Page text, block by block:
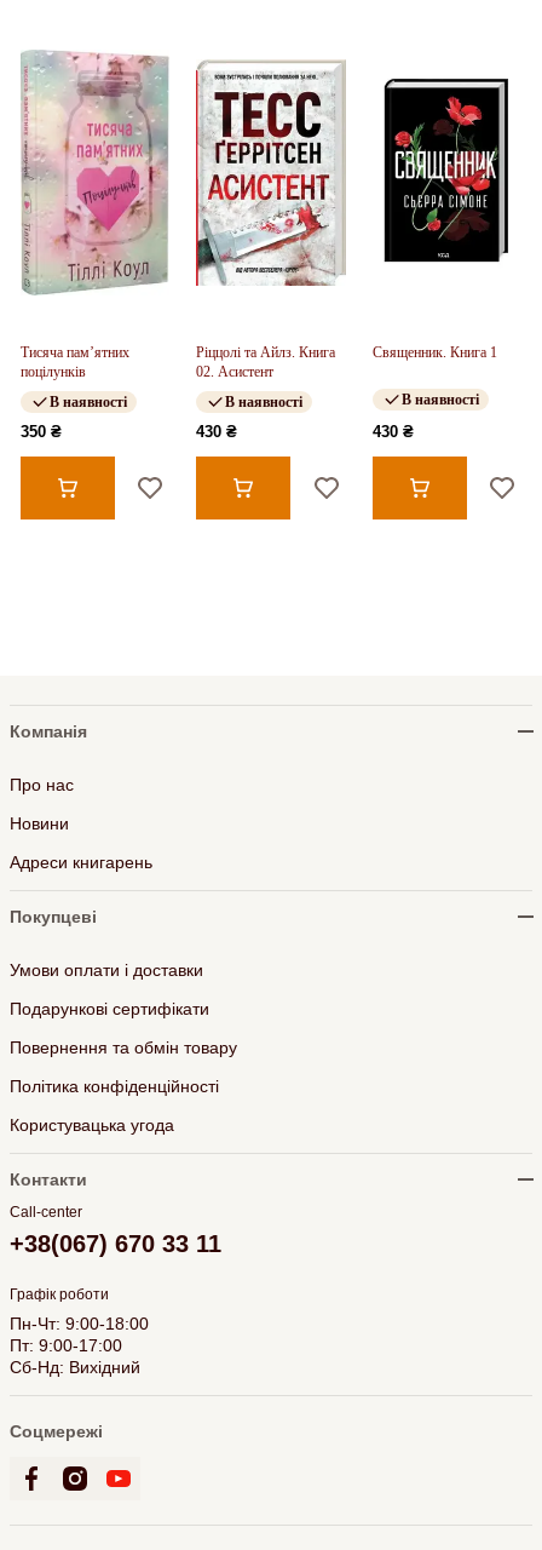
Тисяча пам’ятних
поцілунків
В наявності
350 ₴
Ріццолі та Айлз. Книга
02. Асистент
В наявності
430 ₴
Священник. Книга 1
В наявності
430 ₴
Компанія
Про нас
Новини
Адреси книгарень
Покупцеві
Умови оплати і доставки
Подарункові сертифікати
Повернення та обмін товару
Політика конфіденційності
Користувацька угода
Контакти
Call-center
+38(067) 670 33 11
Графік роботи
Пн-Чт: 9:00-18:00
Пт: 9:00-17:00
Сб-Нд: Вихідний
Соцмережі